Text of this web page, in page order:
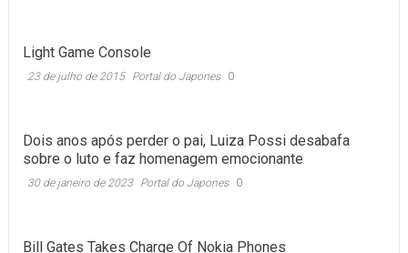
Light Game Console
23 de julho de 2015 Portal do Japones 0
Dois anos após perder o pai, Luiza Possi desabafa
sobre o luto e faz homenagem emocionante
30 de janeiro de 2023 Portal do Japones 0
Bill Gates Takes Charge Of Nokia Phones